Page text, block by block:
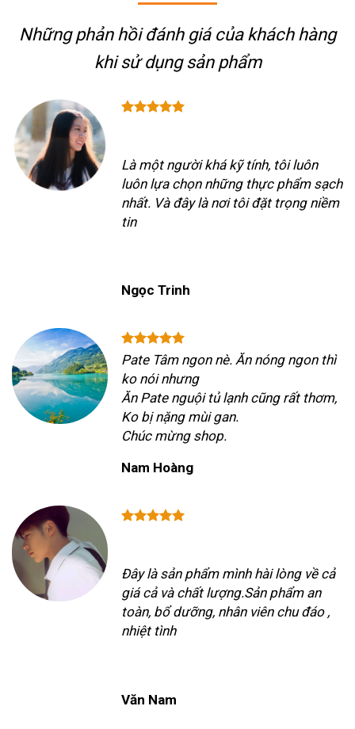
Những phản hồi đánh giá của khách hàng
khi sử dụng sản phẩm
Là một người khá kỹ tính, tôi luôn
luôn lựa chọn những thực phẩm sạch
nhất. Và đây là nơi tôi đặt trọng niềm
tin
Ngọc Trinh
Pate Tâm ngon nè. Ăn nóng ngon thì
ko nói nhưng
Ăn Pate nguội tủ lạnh cũng rất thơm,
Ko bị nặng mùi gan.
Chúc mừng shop.
Nam Hoàng
Đây là sản phẩm mình hài lòng về cả
giá cả và chất lượng.Sản phẩm an
toàn, bổ dưỡng, nhân viên chu đáo ,
nhiệt tình
Văn Nam